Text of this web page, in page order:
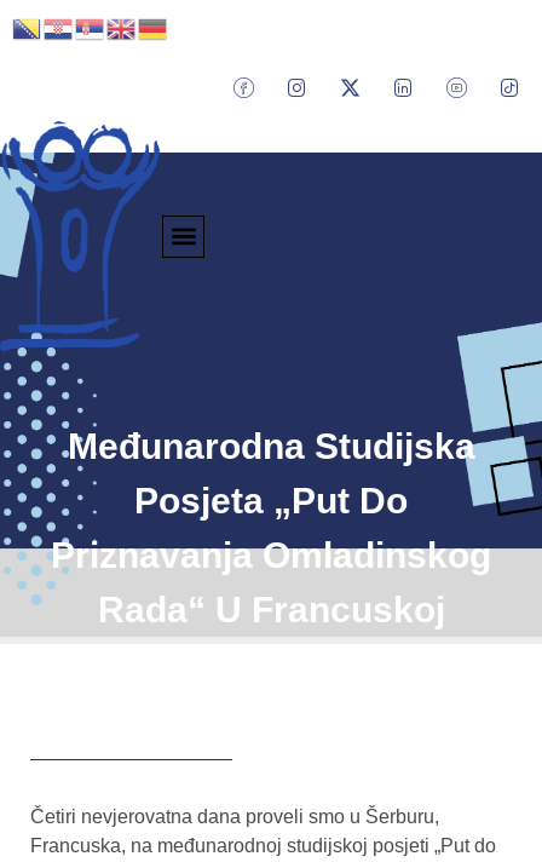
Međunarodna Studijska
Posjeta „Put Do
Priznavanja Omladinskog
Rada“ U Francuskoj
Četiri nevjerovatna dana proveli smo u Šerburu,
Francuska, na međunarodnoj studijskoj posjeti „Put do